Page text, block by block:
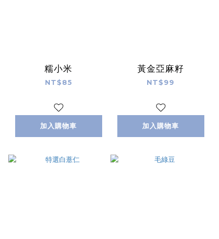
糯小米
NT$85
加入購物車
黃金亞麻籽
NT$99
加入購物車